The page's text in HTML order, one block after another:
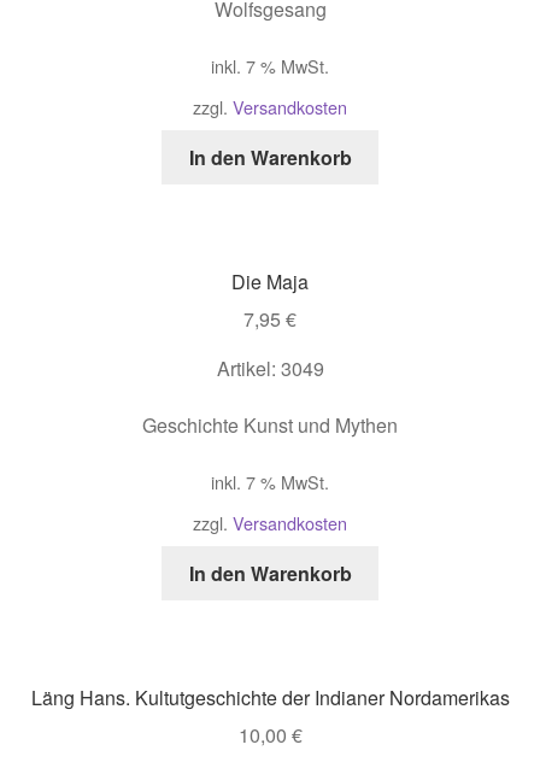
Wolfsgesang
inkl. 7 % MwSt.
zzgl. Versandkosten
In den Warenkorb
Die Maja
7,95 €
Artikel: 3049
Geschichte Kunst und Mythen
inkl. 7 % MwSt.
zzgl. Versandkosten
In den Warenkorb
Läng Hans. Kultutgeschichte der Indianer Nordamerikas
10,00 €